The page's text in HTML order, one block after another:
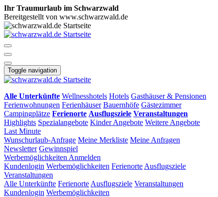
Ihr Traumurlaub im Schwarzwald
Bereitgestellt von www.schwarzwald.de
Toggle navigation
Alle Unterkünfte Wellnesshotels Hotels Gasthäuser & Pensionen
Ferienwohnungen Ferienhäuser Bauernhöfe Gästezimmer
Campingplätze Ferienorte Ausflugsziele Veranstaltungen
Highlights Spezialangebote Kinder Angebote Weitere Angebote
Last Minute
Wunschurlaub-Anfrage Meine Merkliste Meine Anfragen
Newsletter Gewinnspiel
Werbemöglichkeiten Anmelden
Kundenlogin Werbemöglichkeiten Ferienorte Ausflugsziele
Veranstaltungen
Alle Unterkünfte Ferienorte Ausflugsziele Veranstaltungen
Kundenlogin Werbemöglichkeiten